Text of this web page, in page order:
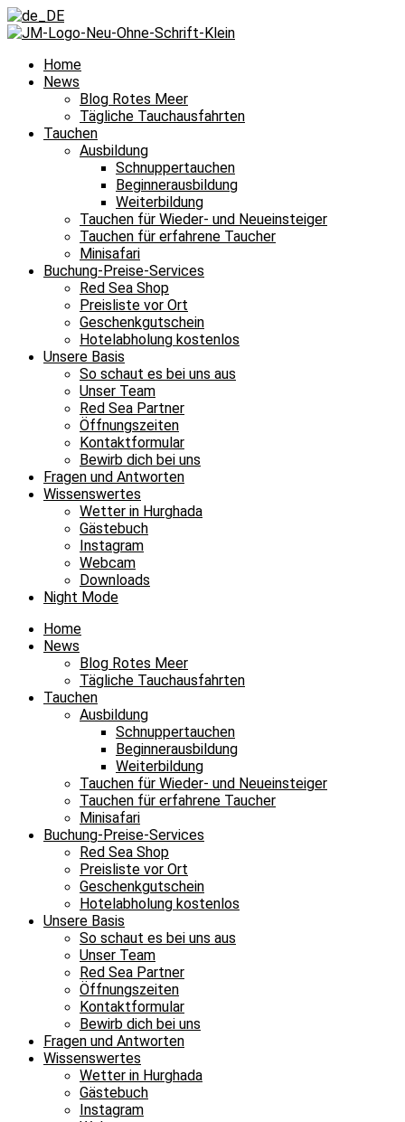
Home
News
Blog Rotes Meer
Tägliche Tauchausfahrten
Tauchen
Ausbildung
Schnuppertauchen
Beginnerausbildung
Weiterbildung
Tauchen für Wieder- und Neueinsteiger
Tauchen für erfahrene Taucher
Minisafari
Buchung-Preise-Services
Red Sea Shop
Preisliste vor Ort
Geschenkgutschein
Hotelabholung kostenlos
Unsere Basis
So schaut es bei uns aus
Unser Team
Red Sea Partner
Öffnungszeiten
Kontaktformular
Bewirb dich bei uns
Fragen und Antworten
Wissenswertes
Wetter in Hurghada
Gästebuch
Instagram
Webcam
Downloads
Night Mode
Home
News
Blog Rotes Meer
Tägliche Tauchausfahrten
Tauchen
Ausbildung
Schnuppertauchen
Beginnerausbildung
Weiterbildung
Tauchen für Wieder- und Neueinsteiger
Tauchen für erfahrene Taucher
Minisafari
Buchung-Preise-Services
Red Sea Shop
Preisliste vor Ort
Geschenkgutschein
Hotelabholung kostenlos
Unsere Basis
So schaut es bei uns aus
Unser Team
Red Sea Partner
Öffnungszeiten
Kontaktformular
Bewirb dich bei uns
Fragen und Antworten
Wissenswertes
Wetter in Hurghada
Gästebuch
Instagram